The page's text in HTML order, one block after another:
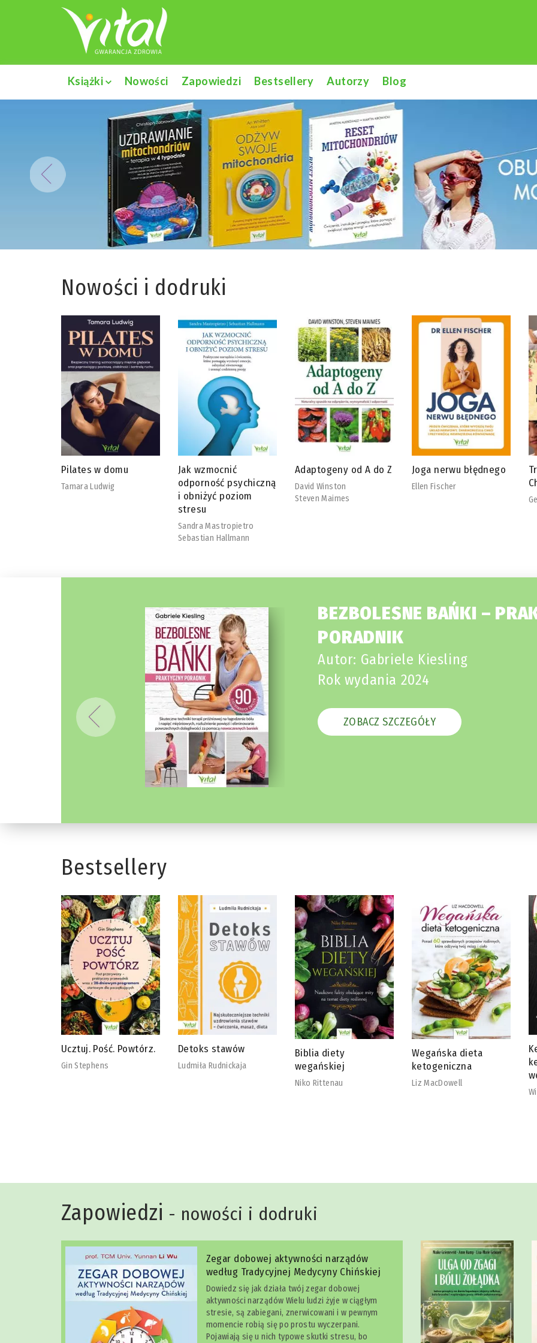
Książki Nowości Zapowiedzi Bestsellery Autorzy Blog
Nowości i dodruki
Jak wzmocnić
odporność psychiczną
Adaptogeny od A do Z
David Winston
Steven Maimes
Joga nerwu błędnego
Ellen Fischer
Tradycyjna Medycyna
Chińska
BEZBOLESNE BAŃKI –
PORADNIK
Autor: Gabriele Kiesling
Rok wydania 2024
ZOBACZ SZCZEGÓŁY
Bestsellery
Detoks stawów
Ludmiła Rudnickaja
Biblia diety
wegańskiej
Wegańska dieta
ketogeniczna
Liz MacDowell
Ketotarianin – dieta
ketogeniczna dla
wegetarian
Zapowiedzi - nowości i dodruki
Zegar dobowej aktywności narządów
według Tradycyjnej Medycyny Chińskiej
Dowiedz się jak działa twój zegar dobowej
aktywności narządów Wielu ludzi żyje w ciągłym
stresie, są zabiegani, znerwicowani i w pewnym
momencie robią się po prostu wyczerpani.
Pojawiają się u nich typowe skutki stresu, bo